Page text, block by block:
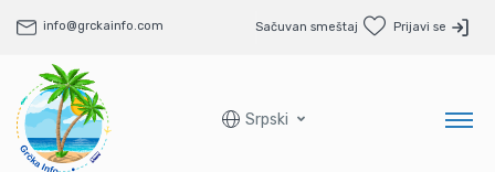
info@grckainfo.com Sačuvan smeštaj Prijavi se
Srpski